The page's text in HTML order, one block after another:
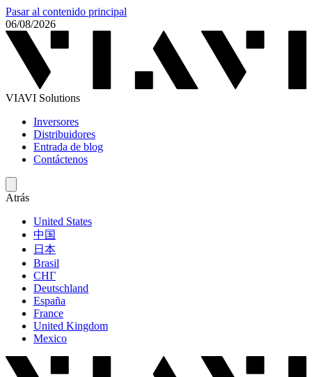
Pasar al contenido principal
06/08/2026
VIAVI Solutions
Inversores
Distribuidores
Entrada de blog
Contáctenos
Atrás
United States
中国
日本
Brasil
СНГ
Deutschland
España
France
United Kingdom
Mexico